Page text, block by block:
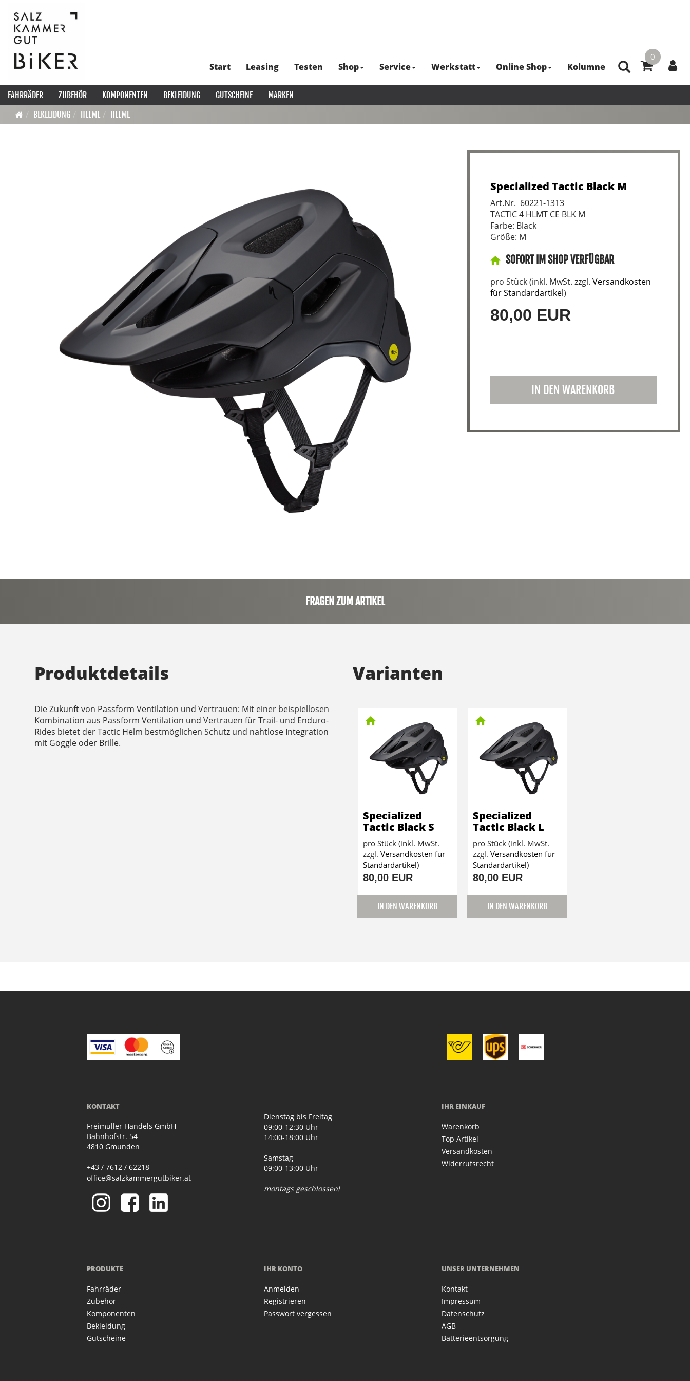
0
Start Leasing Testen Shop Service Werkstatt Online Shop Kolumne
FAHRRÄDER ZUBEHÖR KOMPONENTEN BEKLEIDUNG GUTSCHEINE
MARKEN
BEKLEIDUNG
HELME HELME
Specialized Tactic Black M
Art.Nr. 60221-1313
TACTIC 4 HLMT CE BLK M
Farbe: Black
Größe: M
SOFORT IM SHOP VERFÜGBAR
pro Stück (inkl. MwSt. zzgl. Versandkosten
für Standardartikel)
80,00 EUR
IN DEN WARENKORB
FRAGEN ZUM ARTIKEL
Produktdetails
Die Zukunft von Passform Ventilation und Vertrauen: Mit einer beispiellosen
Kombination aus Passform Ventilation und Vertrauen für Trail- und Enduro-
Rides bietet der Tactic Helm bestmöglichen Schutz und nahtlose Integration
mit Goggle oder Brille.
Varianten
Specialized
Tactic Black S
pro Stück (inkl. MwSt.
zzgl. Versandkosten für
Standardartikel)
80,00 EUR
IN DEN WARENKORB
Specialized
Tactic Black L
pro Stück (inkl. MwSt.
zzgl. Versandkosten für
Standardartikel)
80,00 EUR
IN DEN WARENKORB
KONTAKT
Freimüller Handels GmbH
Bahnhofstr. 54
4810 Gmunden
+43 / 7612 / 62218
office@salzkammergutbiker.at
Dienstag bis Freitag
09:00-12:30 Uhr
14:00-18:00 Uhr
Samstag
09:00-13:00 Uhr
montags geschlossen!
IHR EINKAUF
Warenkorb
Top Artikel
Versandkosten
Widerrufsrecht
PRODUKTE
Fahrräder
Zubehör
Komponenten
Bekleidung
Gutscheine
IHR KONTO
Anmelden
Registrieren
Passwort vergessen
UNSER UNTERNEHMEN
Kontakt
Impressum
Datenschutz
AGB
Batterieentsorgung